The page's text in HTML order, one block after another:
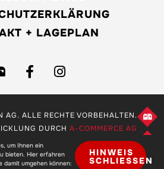
HINWEIS
SCHLIESSEN
um Ihnen ein
bieten. Hier erfahren
damit umgehen können:
+ LAGEPLAN
ALLE RECHTE VORBEHALTEN. -
DURCH A-COMMERCE AG